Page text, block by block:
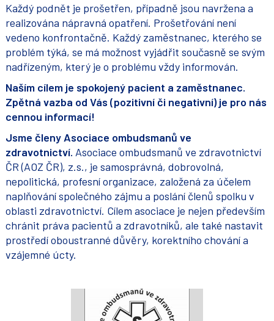
Každý podnět je prošetřen, případně jsou navržena a
realizována nápravná opatření. Prošetřování není
vedeno konfrontačně. Každý zaměstnanec, kterého se
problém týká, se má možnost vyjádřit současně se svým
nadřízeným, který je o problému vždy informován.
Naším cílem je spokojený pacient a zaměstnanec.
Zpětná vazba od Vás (pozitivní či negativní) je pro nás
cennou informací!
Jsme členy Asociace ombudsmanů ve
zdravotnictví. Asociace ombudsmanů ve zdravotnictví
ČR (AOZ ČR), z.s., je samosprávná, dobrovolná,
nepolitická, profesní organizace, založená za účelem
naplňování společného zájmu a poslání členů spolku v
oblasti zdravotnictví. Cílem asociace je nejen především
chránit práva pacientů a zdravotníků, ale také nastavit
prostředí oboustranné důvěry, korektního chování a
vzájemné úcty.